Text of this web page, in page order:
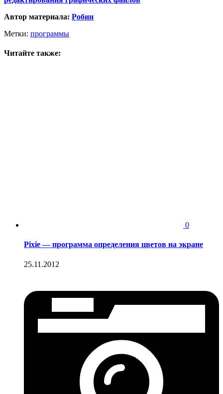
Автор материала: Робин
Метки: программы
Читайте также:
0
Pixie — программа определения цветов на экране
25.11.2012